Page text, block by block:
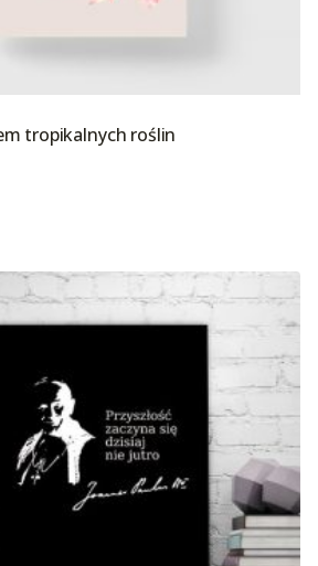
tropikalnych roślin